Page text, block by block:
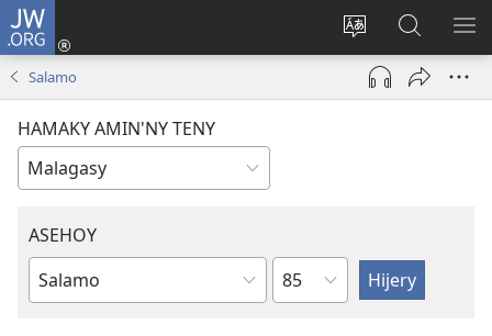
JW.ORG
Hiova
fiteny
Hiditra
(manokatra
rohy)
ato
Amin’ny
Salamo
HAMAKY AMIN'NY TENY
ASEHOY
Boky
Toko